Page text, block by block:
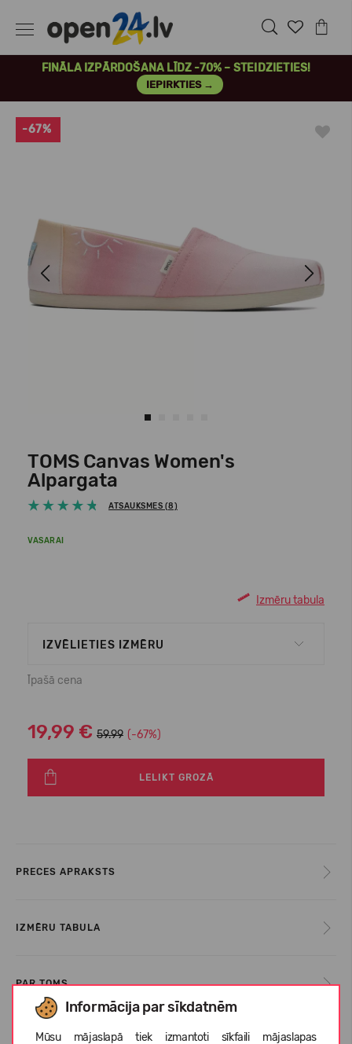
FINĀLA IZPĀRDOŠANA LĪDZ -70% – STEIDZIETIES!
IEPIRKTIES →
Informācija par sīkdatnēm
Mūsu mājaslapā tiek izmantoti sīkfaili mājaslapas
Next
-67%
TOMS Canvas Women's
Alpargata
ATSAUKSMES (8)
VASARAI
Izmēru tabula
IZVĒLIETIES IZMĒRU
Īpašā cena
19,99 € 59.99 (-67%)
LELIKT GROZĀ
PRECES APRAKSTS
IZMĒRU TABULA
PAR TOMS
KLIENTU ATSAUKSMES (7)